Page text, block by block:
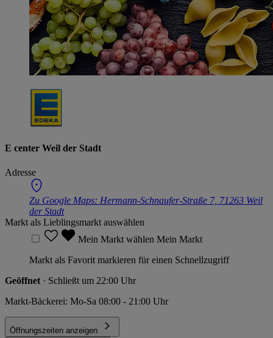
E center Weil der Stadt
Adresse
Zu Google Maps: Hermann-Schnaufer-Straße 7, 71263 Weil
der Stadt
Markt als Lieblingsmarkt auswählen
Mein Markt wählen Mein Markt
Markt als Favorit markieren für einen Schnellzugriff
Geöffnet · Schließt um 22:00 Uhr
Markt-Bäckerei: Mo-Sa 08:00 - 21:00 Uhr
Öffnungszeiten anzeigen